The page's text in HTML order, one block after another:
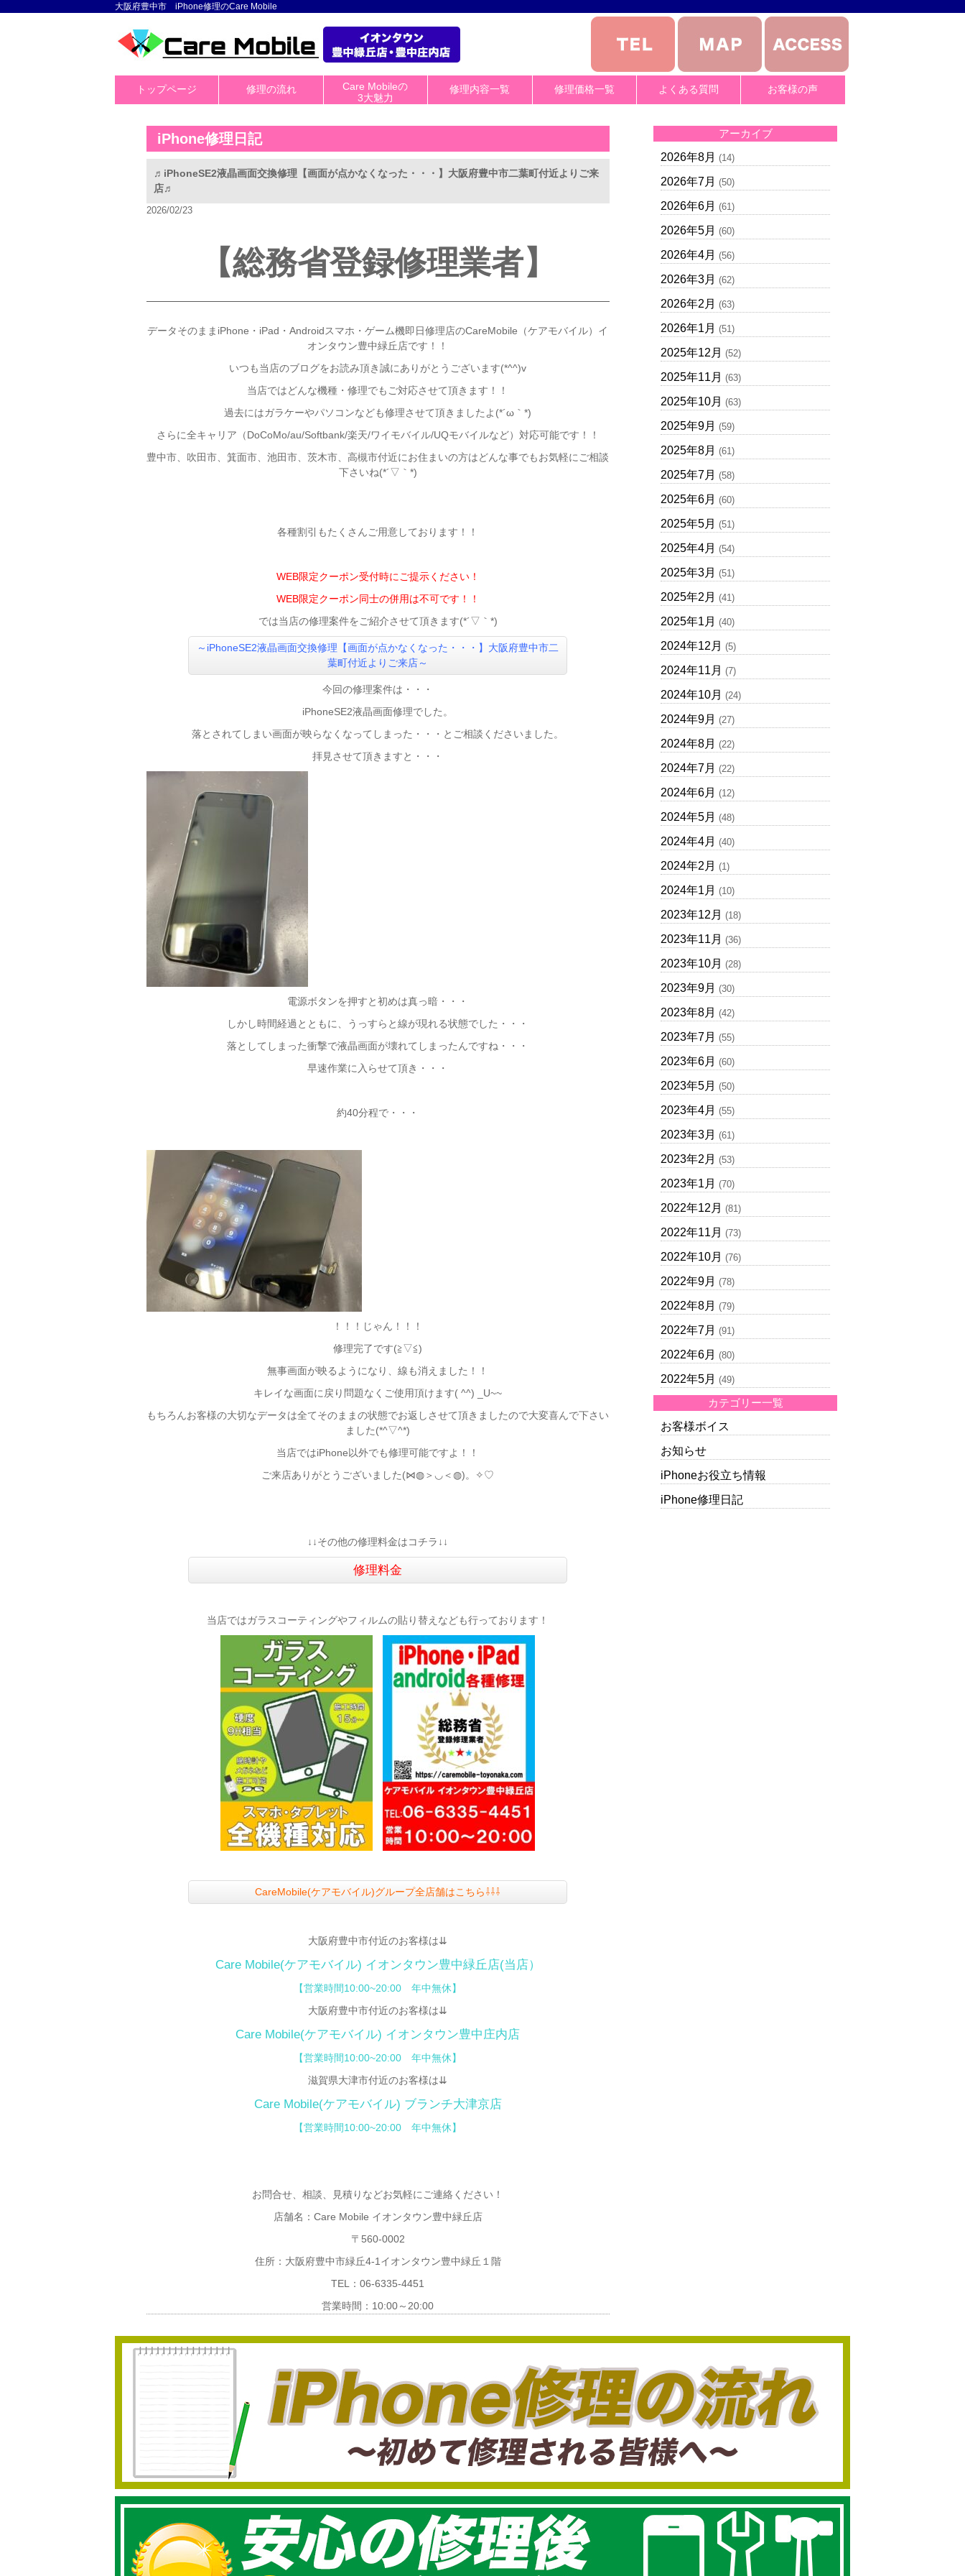
大阪府豊中市 iPhone修理のCare Mobile
トップページ 修理の流れ
Care Mobileの
3大魅力
修理内容一覧 修理価格一覧 よくある質問 お客様の声
iPhone修理日記
♬iPhoneSE2液晶画面交換修理【画面が点かなくなった・・・】大阪府豊中市二葉町付近よりご来
店♬
2026/02/23
【総務省登録修理業者】
データそのままiPhone・iPad・Androidスマホ・ゲーム機即日修理店のCareMobile（ケアモバイル）イ
オンタウン豊中緑丘店です！！
いつも当店のブログをお読み頂き誠にありがとうございます(*^^)v
当店ではどんな機種・修理でもご対応させて頂きます！！
過去にはガラケーやパソコンなども修理させて頂きましたよ(*´ω｀*)
さらに全キャリア（DoCoMo/au/Softbank/楽天/ワイモバイル/UQモバイルなど）対応可能です！！
豊中市、吹田市、箕面市、池田市、茨木市、高槻市付近にお住まいの方はどんな事でもお気軽にご相談
下さいね(*´▽｀*)
各種割引もたくさんご用意しております！！
WEB限定クーポン受付時にご提示ください！
WEB限定クーポン同士の併用は不可です！！
では当店の修理案件をご紹介させて頂きます(*´▽｀*)
～iPhoneSE2液晶画面交換修理【画面が点かなくなった・・・】大阪府豊中市二
葉町付近よりご来店～
今回の修理案件は・・・
iPhoneSE2液晶画面修理でした。
落とされてしまい画面が映らなくなってしまった・・・とご相談くださいました。
拝見させて頂きますと・・・
電源ボタンを押すと初めは真っ暗・・・
しかし時間経過とともに、うっすらと線が現れる状態でした・・・
落としてしまった衝撃で液晶画面が壊れてしまったんですね・・・
早速作業に入らせて頂き・・・
約40分程で・・・
！！！じゃん！！！
修理完了です(≧▽≦)
無事画面が映るようになり、線も消えました！！
キレイな画面に戻り問題なくご使用頂けます( ^^) _U~~
もちろんお客様の大切なデータは全てそのままの状態でお返しさせて頂きましたので大変喜んで下さい
ました(*^▽^*)
当店ではiPhone以外でも修理可能ですよ！！
ご来店ありがとうございました(⋈◍＞◡＜◍)。✧♡
↓↓その他の修理料金はコチラ↓↓
修理料金
当店ではガラスコーティングやフィルムの貼り替えなども行っております！
CareMobile(ケアモバイル)グループ全店舗はこちら⇩⇩⇩
大阪府豊中市付近のお客様は⇊
Care Mobile(ケアモバイル) イオンタウン豊中緑丘店(当店）
【営業時間10:00~20:00 年中無休】
大阪府豊中市付近のお客様は⇊
Care Mobile(ケアモバイル) イオンタウン豊中庄内店
【営業時間10:00~20:00 年中無休】
滋賀県大津市付近のお客様は⇊
Care Mobile(ケアモバイル) ブランチ大津京店
【営業時間10:00~20:00 年中無休】
お問合せ、相談、見積りなどお気軽にご連絡ください！
店舗名：Care Mobile イオンタウン豊中緑丘店
〒560-0002
住所：大阪府豊中市緑丘4-1イオンタウン豊中緑丘１階
TEL：06-6335-4451
営業時間：10:00～20:00
アーカイブ
2026年8月 (14)
2026年7月 (50)
2026年6月 (61)
2026年5月 (60)
2026年4月 (56)
2026年3月 (62)
2026年2月 (63)
2026年1月 (51)
2025年12月 (52)
2025年11月 (63)
2025年10月 (63)
2025年9月 (59)
2025年8月 (61)
2025年7月 (58)
2025年6月 (60)
2025年5月 (51)
2025年4月 (54)
2025年3月 (51)
2025年2月 (41)
2025年1月 (40)
2024年12月 (5)
2024年11月 (7)
2024年10月 (24)
2024年9月 (27)
2024年8月 (22)
2024年7月 (22)
2024年6月 (12)
2024年5月 (48)
2024年4月 (40)
2024年2月 (1)
2024年1月 (10)
2023年12月 (18)
2023年11月 (36)
2023年10月 (28)
2023年9月 (30)
2023年8月 (42)
2023年7月 (55)
2023年6月 (60)
2023年5月 (50)
2023年4月 (55)
2023年3月 (61)
2023年2月 (53)
2023年1月 (70)
2022年12月 (81)
2022年11月 (73)
2022年10月 (76)
2022年9月 (78)
2022年8月 (79)
2022年7月 (91)
2022年6月 (80)
2022年5月 (49)
カテゴリー一覧
お客様ボイス
お知らせ
iPhoneお役立ち情報
iPhone修理日記